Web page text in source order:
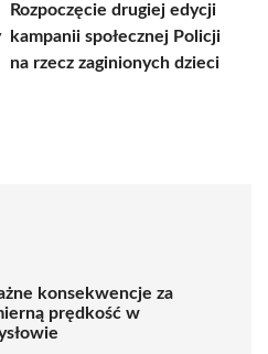
Rozpoczęcie drugiej edycji
kampanii społecznej Policji
na rzecz zaginionych dzieci
konsekwencje za
prędkość w